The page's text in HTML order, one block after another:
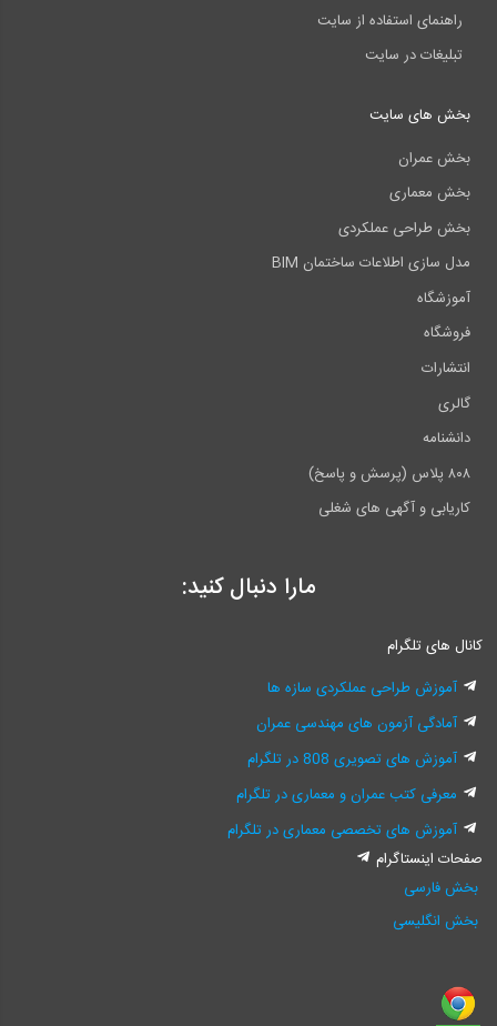
راهنمای استفاده از سایت
تبلیغات در سایت
بخش های سایت
بخش عمران
بخش معماری
بخش طراحی عملکردی
مدل سازی اطلاعات ساختمان BIM
آموزشگاه
فروشگاه
انتشارات
گالری
دانشنامه
۸۰۸ پلاس (پرسش و پاسخ)
کاریابی و آگهی های شغلی
مارا دنبال کنید:
کانال های تلگرام
آموزش طراحی عملکردی سازه ها
آمادگی آزمون های مهندسی عمران
آموزش های تصویری 808 در تلگرام
معرفی کتب عمران و معماری در تلگرام
آموزش های تخصصی معماری در تلگرام
صفحات اینستاگرام
بخش فارسی
بخش انگلیسی